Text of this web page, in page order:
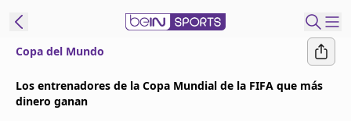
Copa del Mundo
Los entrenadores de la Copa Mundial de la FIFA que más
dinero ganan